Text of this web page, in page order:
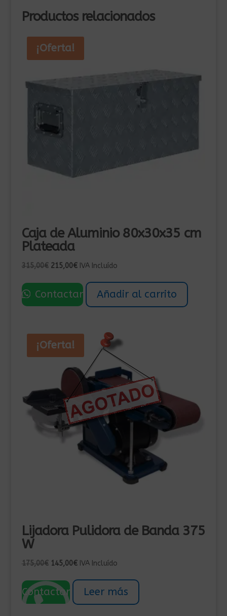
Productos relacionados
¡Oferta!
Caja de Aluminio 80x30x35 cm
Plateada
315,00€ El
original
215,00€El
actual
es:
IVA Incluído
Contactar Añadir al carrito
¡Oferta!
Lijadora Pulidora de Banda 375
W
175,00€ El
original
era:
145,00€El
actual
es:
IVA Incluído
Contactar Leer más